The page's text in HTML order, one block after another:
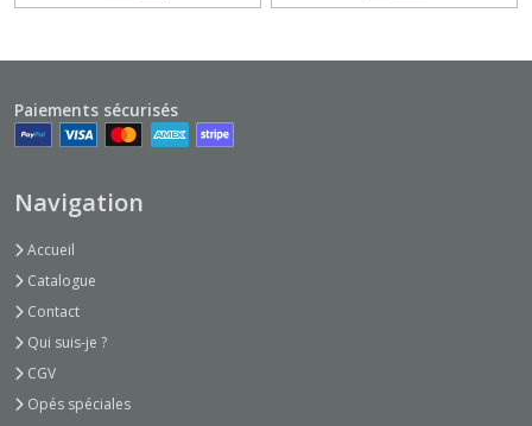
Paiements sécurisés
Navigation
Accueil
Catalogue
Contact
Qui suis-je ?
CGV
Opés spéciales